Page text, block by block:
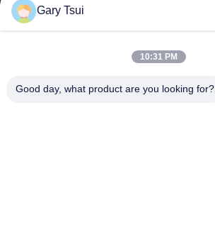
দ্রুত লিঙ্ক
আমাদের সম্পর্কে
কারখানা ভ্রমণ
মান নিয়ন্ত্রণ
Gary Tsui
10:31 PM
Good day, what product are you looking for?